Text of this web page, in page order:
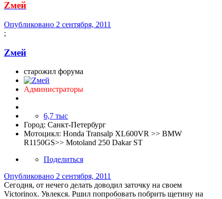
Zмей
Опубликовано 2 сентября, 2011
;
Zмей
старожил форума
Администраторы
6,7 тыс
Город: Санкт-Петербург
Мотоцикл: Honda Transalp XL600VR >> BMW
R1150GS>> Motoland 250 Dakar ST
Поделиться
Опубликовано 2 сентября, 2011
Сегодня, от нечего делать доводил заточку на своем
Victorinox. Увлекся. Ршил попробовать побрить щетину на